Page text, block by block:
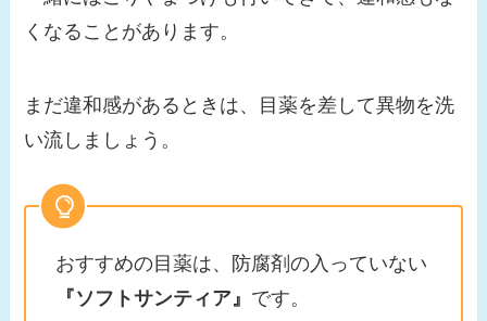
くなることがあります。
まだ違和感があるときは、目薬を差して異物を洗
い流しましょう。
おすすめの目薬は、防腐剤の入っていない
『ソフトサンティア』 です。